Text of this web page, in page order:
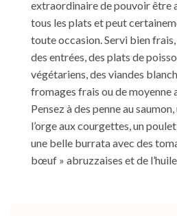
extraordinaire de pouvoir être
tous les plats et peut
toute occasion. Servi bien
des entrées, des plats de
végétariens, des viandes
fromages frais ou de moyenne
Pensez à des penne au
l’orge aux courgettes, un
une belle burrata avec des
bœuf » abruzzaises et de